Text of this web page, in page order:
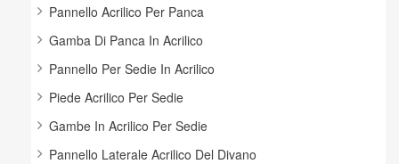
Pannello Acrilico Per Panca
Gamba Di Panca In Acrilico
Pannello Per Sedie In Acrilico
Piede Acrilico Per Sedie
Gambe In Acrilico Per Sedie
Pannello Laterale Acrilico Del Divano